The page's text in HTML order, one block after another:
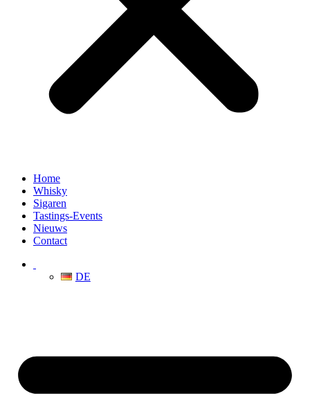
Home
Whisky
Sigaren
Tastings-Events
Nieuws
Contact
DE